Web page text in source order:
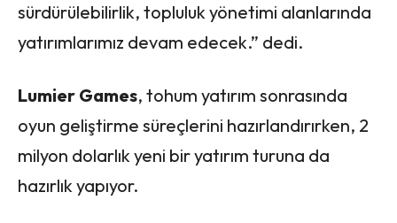
sürdürülebilirlik, topluluk yönetimi alanlarında
yatırımlarımız devam edecek.” dedi.
Lumier Games, tohum yatırım sonrasında
oyun geliştirme süreçlerini hazırlandırırken, 2
milyon dolarlık yeni bir yatırım turuna da
hazırlık yapıyor.